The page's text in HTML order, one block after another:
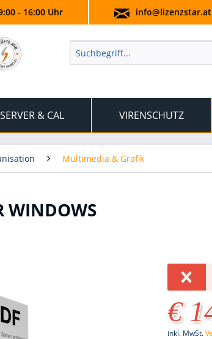
- 16:00 Uhr info@lizenzstar.at
SERVER & CAL VIRENSCHUTZ
Multimedia & Grafik
WINDOWS
€
inkl. MwSt.